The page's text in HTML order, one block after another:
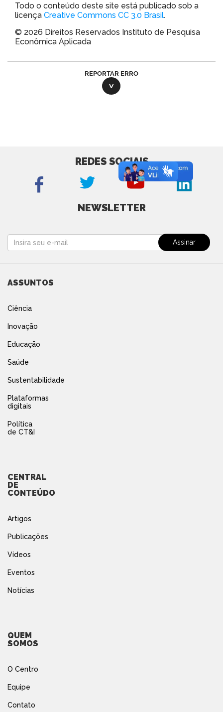
Todo o conteúdo deste site está publicado sob a
licença Creative Commons CC 3.0 Brasil.
© 2026 Direitos Reservados Instituto de Pesquisa
Econômica Aplicada
REPORTAR ERRO
REDES SOCIAIS
NEWSLETTER
ASSUNTOS
Ciência
Inovação
Educação
Saúde
Sustentabilidade
Plataformas
digitais
Política
de CT&I
CENTRAL
DE
CONTEÚDO
Artigos
Publicações
Vídeos
Eventos
Notícias
QUEM
SOMOS
O Centro
Equipe
Contato